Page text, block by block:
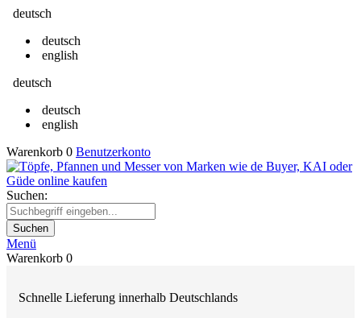
deutsch
deutsch
english
deutsch
deutsch
english
Warenkorb 0 Benutzerkonto
Suchen:
Suchen
Menü
Warenkorb 0
Schnelle Lieferung innerhalb Deutschlands